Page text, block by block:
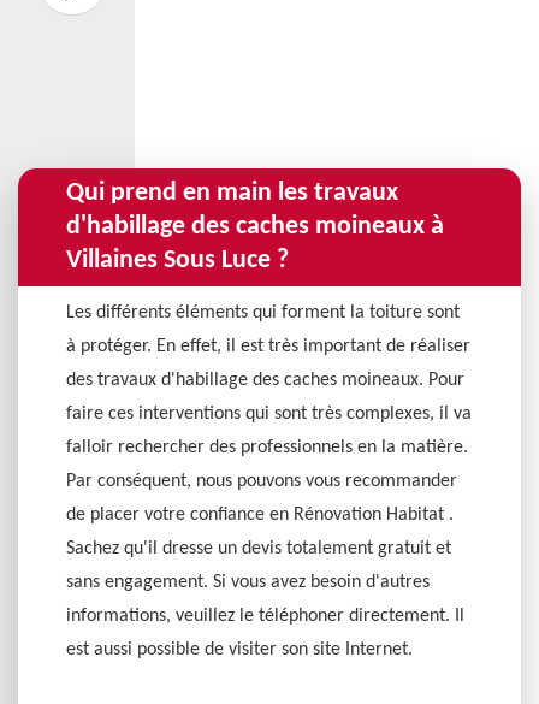
Qui prend en main les travaux
d'habillage des caches moineaux à
Villaines Sous Luce ?
Les différents éléments qui forment la toiture sont
à protéger. En effet, il est très important de réaliser
des travaux d'habillage des caches moineaux. Pour
faire ces interventions qui sont très complexes, il va
falloir rechercher des professionnels en la matière.
Par conséquent, nous pouvons vous recommander
de placer votre confiance en Rénovation Habitat .
Sachez qu'il dresse un devis totalement gratuit et
sans engagement. Si vous avez besoin d'autres
informations, veuillez le téléphoner directement. Il
est aussi possible de visiter son site Internet.